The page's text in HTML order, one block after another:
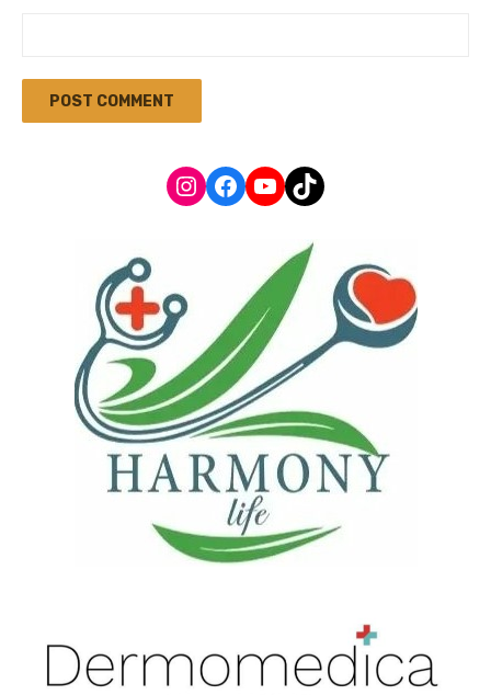
Instagram
Facebook
YouTube
TikTok